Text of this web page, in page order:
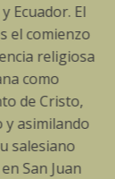
conozca
La
de dos
de